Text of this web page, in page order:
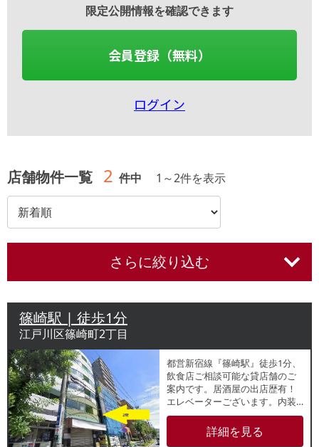
限定公開情報を確認できます
会員登録（無料）
ログイン
店舗物件一覧 2 件中 1 ～2件を表示
さらに絞り込む
篠崎駅 | 徒歩1分
江戸川区篠崎町2丁目
都営新宿線『篠崎駅』徒歩1分、
飲食店ご相談可能な貸店舗のご
案内です。居酒屋の出店歴有！
エレベーターございます。内装
レイアウト自由自在なスケルト
ンでの引渡しです。各種重飲食
ご相談ですので、お気軽にお問
詳細を見る